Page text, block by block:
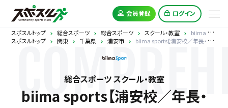
会員登録 ログイン
スポスルトップ 総合スポーツ 総合スポーツ スクール・教室
biima sports【浦安校／年長・小1~小3コース】
スポスルトップ
関東 千葉県 浦安市 biima sports【浦安校／年長・小1~小3コース】
総合スポーツ スクール・教室
biima sports【浦安校／年長・